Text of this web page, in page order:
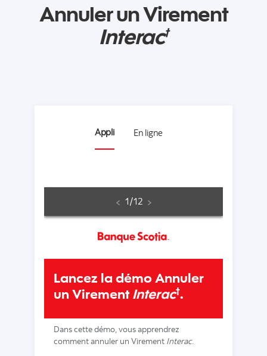
Annuler un Virement
Interac†
Appli En ligne